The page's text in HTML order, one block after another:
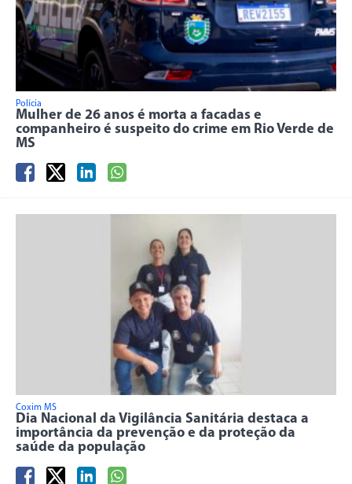
Polícia
Mulher de 26 anos é morta a facadas e
companheiro é suspeito do crime em Rio Verde de
MS
Coxim MS
Dia Nacional da Vigilância Sanitária destaca a
importância da prevenção e da proteção da
saúde da população